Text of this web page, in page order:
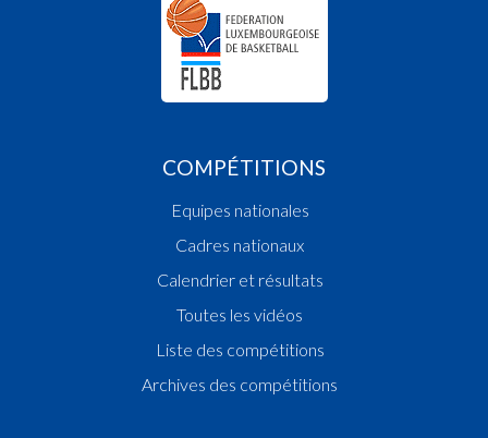
COMPÉTITIONS
Equipes nationales
Cadres nationaux
Calendrier et résultats
Toutes les vidéos
Liste des compétitions
Archives des compétitions